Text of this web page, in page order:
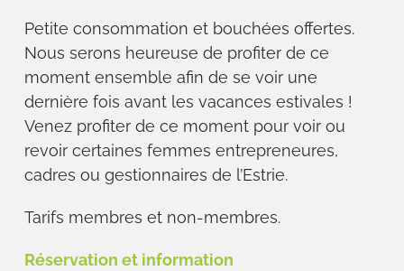
Petite consommation et bouchées offertes.
Nous serons heureuse de profiter de ce
moment ensemble afin de se voir une
dernière fois avant les vacances estivales !
Venez profiter de ce moment pour voir ou
revoir certaines femmes entrepreneures,
cadres ou gestionnaires de l’Estrie.
Tarifs membres et non-membres.
Réservation et information